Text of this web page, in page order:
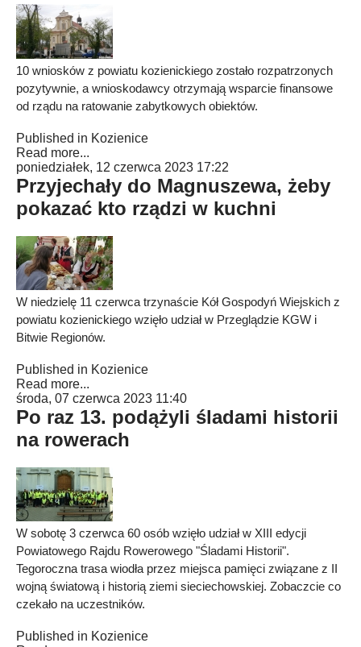
10 wniosków z powiatu kozienickiego zostało rozpatrzonych
pozytywnie, a wnioskodawcy otrzymają wsparcie finansowe
od rządu na ratowanie zabytkowych obiektów.
Published in Kozienice
Read more...
poniedziałek, 12 czerwca 2023 17:22
Przyjechały do Magnuszewa, żeby
pokazać kto rządzi w kuchni
W niedzielę 11 czerwca trzynaście Kół Gospodyń Wiejskich z
powiatu kozienickiego wzięło udział w Przeglądzie KGW i
Bitwie Regionów.
Published in Kozienice
Read more...
środa, 07 czerwca 2023 11:40
Po raz 13. podążyli śladami historii
na rowerach
W sobotę 3 czerwca 60 osób wzięło udział w XIII edycji
Powiatowego Rajdu Rowerowego "Śladami Historii".
Tegoroczna trasa wiodła przez miejsca pamięci związane z II
wojną światową i historią ziemi sieciechowskiej. Zobaczcie co
czekało na uczestników.
Published in Kozienice